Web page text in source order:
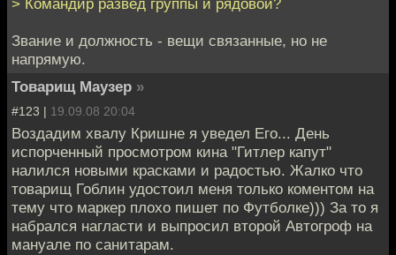
> Командир развед группы и рядовой?
Звание и должность - вещи связанные, но не
напрямую.
Товарищ Маузер »
#123 | 19.09.08 20:04
Воздадим хвалу Кришне я уведел Его... День
испорченный просмотром кина "Гитлер капут"
налился новыми красками и радостью. Жалко что
товарищ Гоблин удостоил меня только коментом на
тему что маркер плохо пишет по Футболке))) За то я
набрался нагласти и выпросил второй Автогроф на
мануале по санитарам.